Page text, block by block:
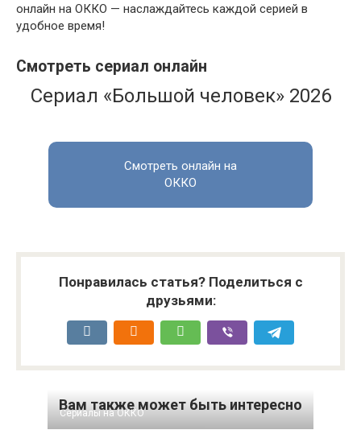
онлайн на ОККО — наслаждайтесь каждой серией в
удобное время!
Смотреть сериал онлайн
Сериал «Большой человек» 2026
Смотреть онлайн на
ОККО
Понравилась статья? Поделиться с
друзьями:
Вам также может быть интересно
Сериалы на ОККО